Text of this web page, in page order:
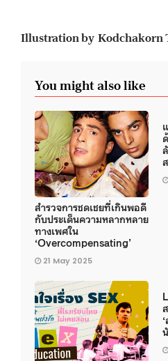
Illustration by Kodchakorn
You might also like
สำรวจการชดเชยที่เกินพอดี
กับประเด็นความหลากหลาย
ทางเพศใน
‘Overcompensating’
21 May 2025